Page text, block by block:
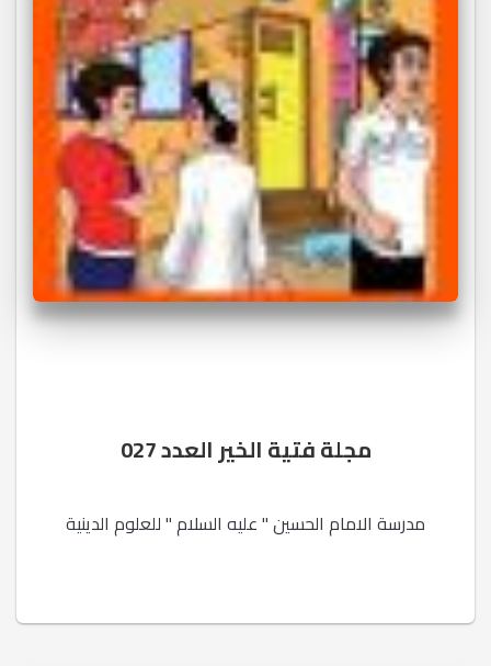
مجلة فتية الخير العدد 027
مدرسة الامام الحسين " عليه السلام " للعلوم الدينية